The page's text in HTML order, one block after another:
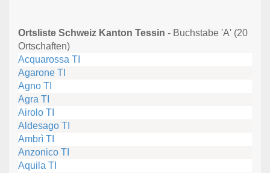
Ortsliste Schweiz Kanton Tessin - Buchstabe 'A' (20
Ortschaften)
Acquarossa TI
Agarone TI
Agno TI
Agra TI
Airolo TI
Aldesago TI
Ambrì TI
Anzonico TI
Aquila TI